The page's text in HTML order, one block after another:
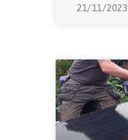
21/11/2023